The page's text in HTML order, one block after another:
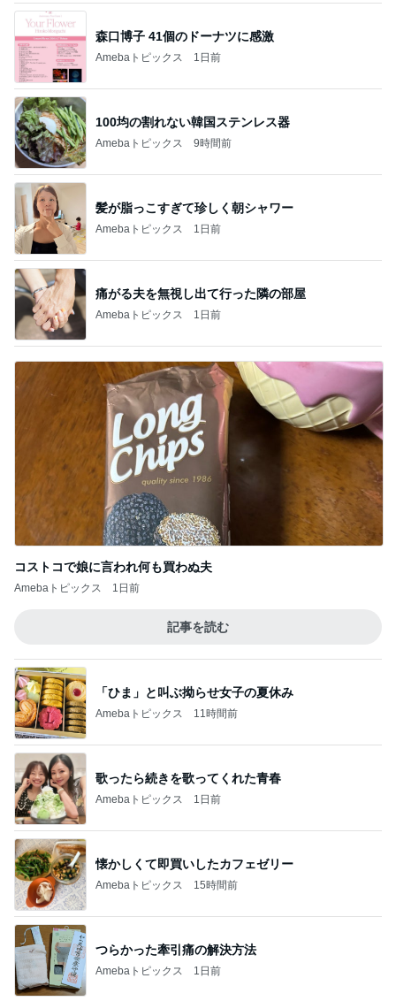
森口博子 41個のドーナツに感激
Amebaトピックス 1日前
100均の割れない韓国ステンレス器
Amebaトピックス 9時間前
髪が脂っこすぎて珍しく朝シャワー
Amebaトピックス 1日前
痛がる夫を無視し出て行った隣の部屋
Amebaトピックス 1日前
コストコで娘に言われ何も買わぬ夫
Amebaトピックス 1日前
記事を読む
「ひま」と叫ぶ拗らせ女子の夏休み
Amebaトピックス 11時間前
歌ったら続きを歌ってくれた青春
Amebaトピックス 1日前
懐かしくて即買いしたカフェゼリー
Amebaトピックス 15時間前
つらかった牽引痛の解決方法
Amebaトピックス 1日前